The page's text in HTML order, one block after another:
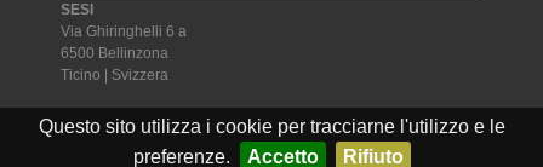
Questo sito utilizza i cookie per tracciarne l'utilizzo e le
preferenze.
Accetto Rifiuto
SESI
Via Ghiringhelli 6 a
6500 Bellinzona
Ticino | Svizzera
Tel. +41 091 825 54 74
segretariato@sesi.ch